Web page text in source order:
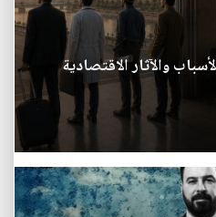
والآثار الاقتصادية